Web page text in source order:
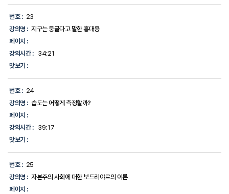
번호 : 23
강의명 : 지구는 둥글다고 말한 홍대용
페이지 :
강의시간 :
34:21
맛보기 :
번호 : 24
강의명 : 습도는 어떻게 측정할까?
페이지 :
강의시간 :
39:17
맛보기 :
번호 : 25
강의명 : 자본주의 사회에 대한 보드리야르의 이론
페이지 :